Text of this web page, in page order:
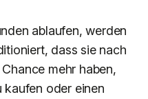
ablaufen, werden
dass sie nach
mehr haben,
kaufen oder einen